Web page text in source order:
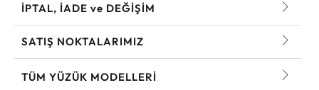
İPTAL, İADE ve DEĞİŞİM
SATIŞ NOKTALARIMIZ
TÜM YÜZÜK MODELLERI